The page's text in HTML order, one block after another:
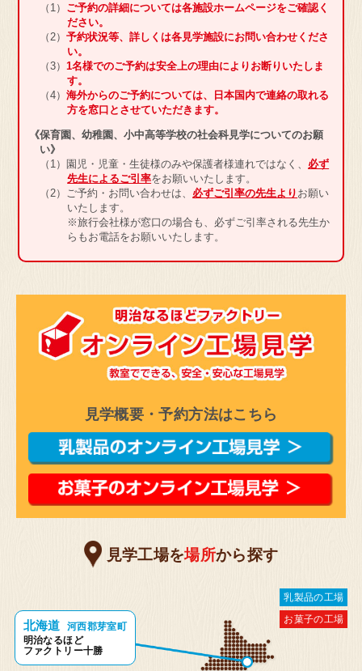
明治なるほどファクトリー
見学予約・お問い合わせ
乳製品の工場
明治なるほどファクトリー
見学予約・お問い合わせ
大阪府 高槻市
お菓子の工場
明治なるほどファクトリー
見学予約・お問い合わせ
大阪府 貝塚市
明治なるほどファクトリー
見学予約・お問い合わせ
（1） ご予約の詳細については各施設ホームページをご確認く
ださい。
（2）予約状況等、詳しくは各見学施設にお問い合わせくださ
い。
（3）1名様でのご予約は安全上の理由によりお断りいたしま
す。
（4）海外からのご予約については、日本国内で連絡の取れる
方を窓口とさせていただきます。
《保育園、幼稚園、小中高等学校の社会科見学についてのお願
い》
（1）園児・児童・生徒様のみや保護者様連れではなく、 必ず
先生によるご引率をお願いいたします。
（2）ご予約・お問い合わせは、 必ずご引率の先生より お願い
いたします。
※旅行会社様が窓口の場合も、必ずご引率される先生か
らもお電話をお願いいたします。
見学概要・予約方法はこちら
見学工場を場所から探す
乳製品の工場
お菓子の工場
北海道
河西郡芽室町
明治なるほど
ファクトリー十勝